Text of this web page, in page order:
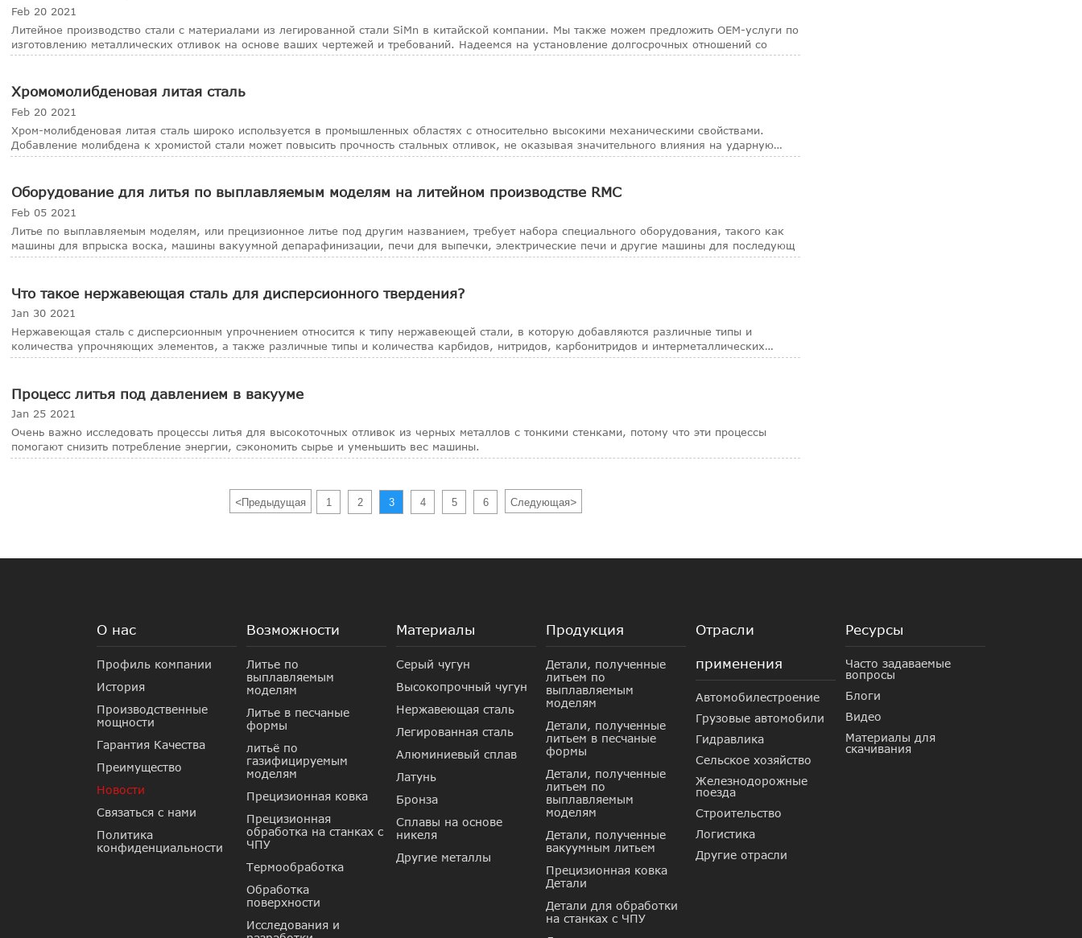
Feb 20 2021
Литейное производство стали с материалами из легированной стали SiMn в китайской компании. Мы также можем предложить OEM-услуги по
изготовлению металлических отливок на основе ваших чертежей и требований. Надеемся на установление долгосрочных отношений со
Хромомолибденовая литая сталь
Feb 20 2021
Хром-молибденовая литая сталь широко используется в промышленных областях с относительно высокими механическими свойствами.
Добавление молибдена к хромистой стали может повысить прочность стальных отливок, не оказывая значительного влияния на ударную
вязк
Оборудование для литья по выплавляемым моделям на литейном производстве RMC
Feb 05 2021
Литье по выплавляемым моделям, или прецизионное литье под другим названием, требует набора специального оборудования, такого как
машины для впрыска воска, машины вакуумной депарафинизации, печи для выпечки, электрические печи и другие машины для последующ
Что такое нержавеющая сталь для дисперсионного твердения?
Jan 30 2021
Нержавеющая сталь с дисперсионным упрочнением относится к типу нержавеющей стали, в которую добавляются различные типы и
количества упрочняющих элементов, а также различные типы и количества карбидов, нитридов, карбонитридов и интерметаллических
соединени
Процесс литья под давлением в вакууме
Jan 25 2021
Очень важно исследовать процессы литья для высокоточных отливок из черных металлов с тонкими стенками, потому что эти процессы
помогают снизить потребление энергии, сэкономить сырье и уменьшить вес машины.
<Предыдущая 1 2 3 4 5 6 Следующая>
О нас
Профиль компании
История
Производственные
мощности
Гарантия Качества
Преимущество
Новости
Связаться с нами
Политика
конфиденциальности
Возможности
Литье по
выплавляемым
моделям
Литье в песчаные
формы
литьё по
газифицируемым
моделям
Прецизионная ковка
Прецизионная
обработка на станках с
ЧПУ
Термообработка
Обработка
поверхности
Исследования и
Материалы
Серый чугун
Высокопрочный чугун
Нержавеющая сталь
Легированная сталь
Алюминиевый сплав
Латунь
Бронза
Сплавы на основе
никеля
Другие металлы
Продукция
Детали, полученные
литьем по
выплавляемым
моделям
Детали, полученные
литьем в песчаные
формы
Детали, полученные
литьем по
выплавляемым
моделям
Детали, полученные
вакуумным литьем
Прецизионная ковка
Детали
Детали для обработки
на станках с ЧПУ
Отрасли
применения
Автомобилестроение
Грузовые автомобили
Гидравлика
Сельское хозяйство
Железнодорожные
поезда
Строительство
Логистика
Другие отрасли
Ресурсы
Часто задаваемые
вопросы
Блоги
Видео
Материалы для
скачивания